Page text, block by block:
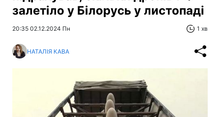
залетіло у Білорусь у листопаді
20:35 02.12.2024 Пн 1 хв
НАТАЛІЯ КАВА